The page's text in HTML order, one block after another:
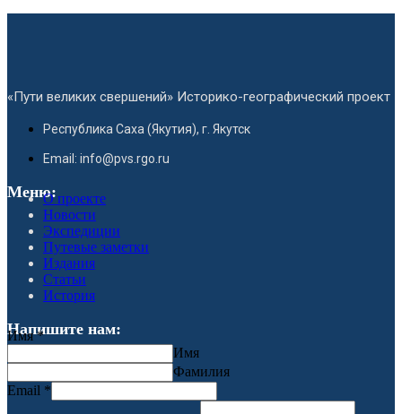
«Пути великих свершений» Историко-географический проект
Республика Саха (Якутия), г. Якутск
Email: info@pvs.rgo.ru
Меню:О проекте
Новости
Экспедиции
Путевые заметки
Издания
Статьи
История
Напишите нам:
Имя*
Имя
Фамилия
Email *